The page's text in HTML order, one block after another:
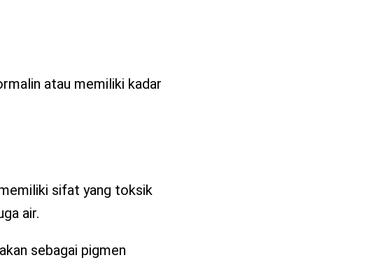
atau memiliki kadar
sifat yang toksik
air.
sebagai pigmen